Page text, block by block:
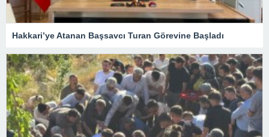
Hakkari’ye Atanan Başsavcı Turan Görevine Başladı